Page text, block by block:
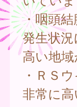
・咽頭
発生状
高い地域
・ＲＳ
非常に